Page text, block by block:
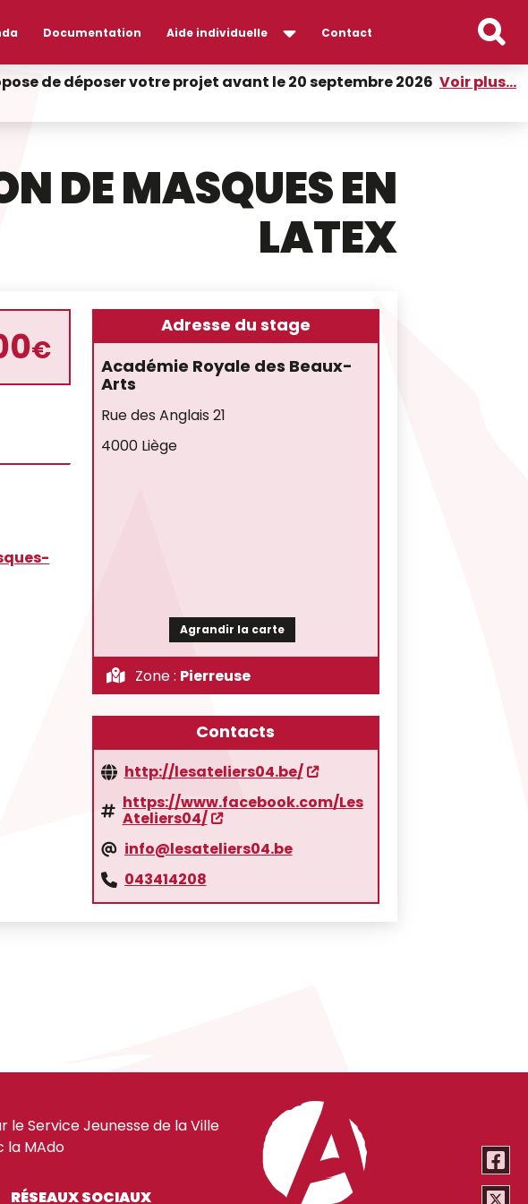
Documentation Aide individuelle Contact
de déposer votre projet avant le 20 septembre 2026 Voir plus...
DE MASQUES EN
LATEX
€
Adresse du stage
Académie Royale des Beaux-
Arts
Rue des Anglais 21
4000 Liège
Agrandir la carte
Zone : Pierreuse
Contacts
http://lesateliers04.be/
https://www.facebook.com/Les
Ateliers04/
info@lesateliers04.be
043414208
Service Jeunesse de la Ville
la MAdo
RÉSEAUX SOCIAUX